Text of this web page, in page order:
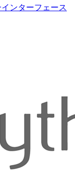
ンターフェース